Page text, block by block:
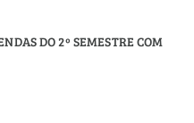
DO 2º SEMESTRE COM